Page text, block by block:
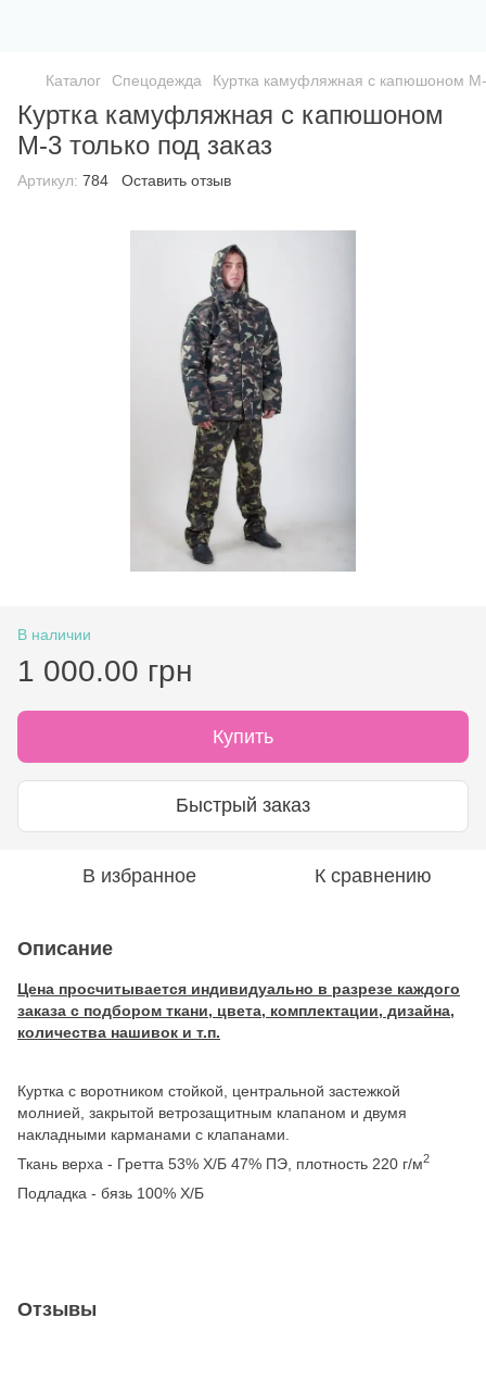
Каталог Спецодежда Куртка камуфляжная с капюшоном М-
Куртка камуфляжная с капюшоном
М-3 только под заказ
Артикул: 784 Оставить отзыв
В наличии
1 000.00 грн
Купить
Быстрый заказ
В избранное К сравнению
Описание
Цена просчитывается индивидуально в разрезе каждого
заказа с подбором ткани, цвета, комплектации, дизайна,
количества нашивок и т.п.
Куртка с воротником стойкой, центральной застежкой
молнией, закрытой ветрозащитным клапаном и двумя
накладными карманами с клапанами.
Ткань верха - Гретта 53% Х/Б 47% ПЭ, плотность 220 г/м2
Подладка - бязь 100% Х/Б
Отзывы